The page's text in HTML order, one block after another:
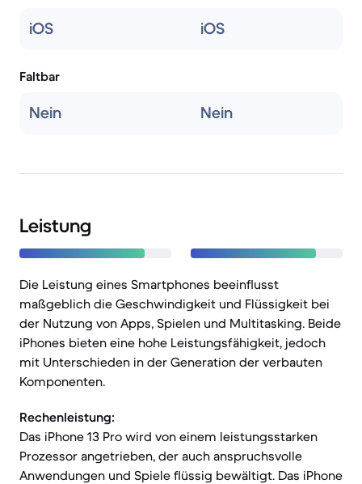
iOS iOS
Faltbar
Nein Nein
Leistung
Die Leistung eines Smartphones beeinflusst
maßgeblich die Geschwindigkeit und Flüssigkeit bei
der Nutzung von Apps, Spielen und Multitasking. Beide
iPhones bieten eine hohe Leistungsfähigkeit, jedoch
mit Unterschieden in der Generation der verbauten
Komponenten.
Rechenleistung:
Das iPhone 13 Pro wird von einem leistungsstarken
Prozessor angetrieben, der auch anspruchsvolle
Anwendungen und Spiele flüssig bewältigt. Das iPhone